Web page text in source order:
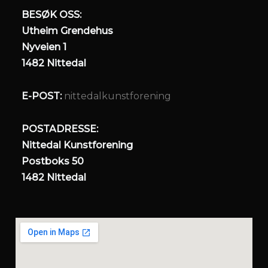
k
a
m
BESØK OSS:
Utheim Grendehus
Nyveien 1
1482 Nittedal
E-POST: nittedalkunstforening
POSTADRESSE:
Nittedal Kunstforening
Postboks 50
1482 Nittedal